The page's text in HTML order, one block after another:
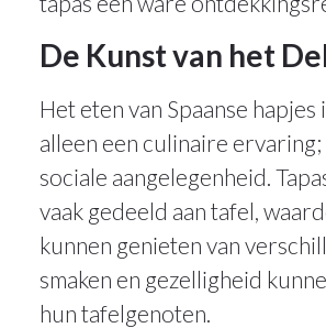
De Kunst van het
Het eten van Spaanse hapjes
alleen een culinaire ervaring;
sociale aangelegenheid.
vaak gedeeld aan tafel,
kunnen genieten van
smaken en gezelligheid
hun tafelgenoten.